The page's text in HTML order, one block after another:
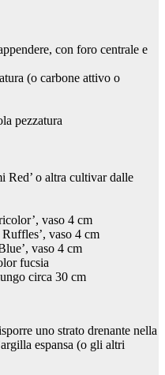
con foro centrale e
(o carbone attivo o
pezzatura
Red’ o altra cultivar dalle
vaso 4 cm
vaso 4 cm
vaso 4 cm
fucsia
circa 30 cm
uno strato drenante nella
espansa (o gli altri